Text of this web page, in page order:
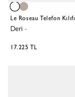
Le Roseau Telefon Kılıfı
Deri -
17.225 TL